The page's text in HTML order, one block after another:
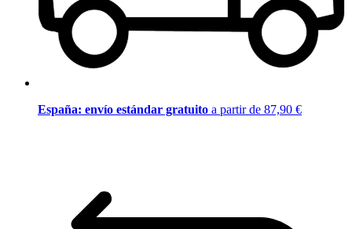
España: envío estándar gratuito a partir de 87,90 €